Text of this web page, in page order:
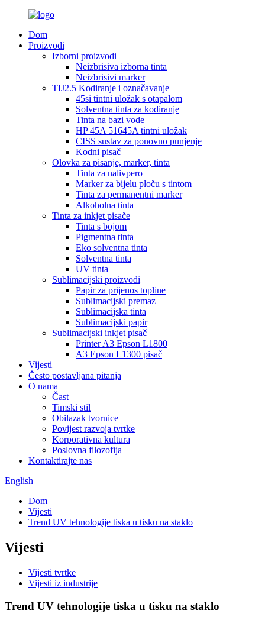
Dom
Proizvodi
Izborni proizvodi
Neizbrisiva izborna tinta
Neizbrisivi marker
TIJ2.5 Kodiranje i označavanje
45si tintni uložak s otapalom
Solventna tinta za kodiranje
Tinta na bazi vode
HP 45A 51645A tintni uložak
CISS sustav za ponovno punjenje
Kodni pisač
Olovka za pisanje, marker, tinta
Tinta za nalivpero
Marker za bijelu ploču s tintom
Tinta za permanentni marker
Alkoholna tinta
Tinta za inkjet pisače
Tinta s bojom
Pigmentna tinta
Eko solventna tinta
Solventna tinta
UV tinta
Sublimacijski proizvodi
Papir za prijenos topline
Sublimacijski premaz
Sublimacijska tinta
Sublimacijski papir
Sublimacijski inkjet pisač
Printer A3 Epson L1800
A3 Epson L1300 pisač
Vijesti
Često postavljana pitanja
O nama
Čast
Timski stil
Obilazak tvornice
Povijest razvoja tvrtke
Korporativna kultura
Poslovna filozofija
Kontaktirajte nas
English
Dom
Vijesti
Trend UV tehnologije tiska u tisku na staklo
Vijesti
Vijesti tvrtke
Vijesti iz industrije
Trend UV tehnologije tiska u tisku na staklo